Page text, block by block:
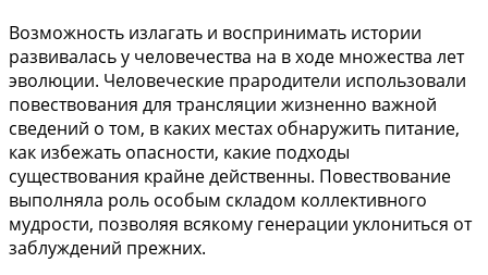
Возможность излагать и воспринимать истории
развивалась у человечества на в ходе множества лет
эволюции. Человеческие прародители использовали
повествования для трансляции жизненно важной
сведений о том, в каких местах обнаружить питание,
как избежать опасности, какие подходы
существования крайне действенны. Повествование
выполняла роль особым складом коллективного
мудрости, позволяя всякому генерации уклониться от
заблуждений прежних.